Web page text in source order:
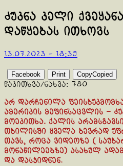
ძუკნა კელი
დაწყებას ითხოვს
13.07.2023 - 18:39
Facebook Print CopyCopied
წაკითხვა/ნახვა: 780
არ დარჩენილა
ამერიკის მეფინსაცვლის –
მოეკითხა. ქალის
თბილისში ყველა ბევრად
თავს, როცა ვიდეოზე (
მონაწილეებზე) ასახულ
და დასჯიდნენ.